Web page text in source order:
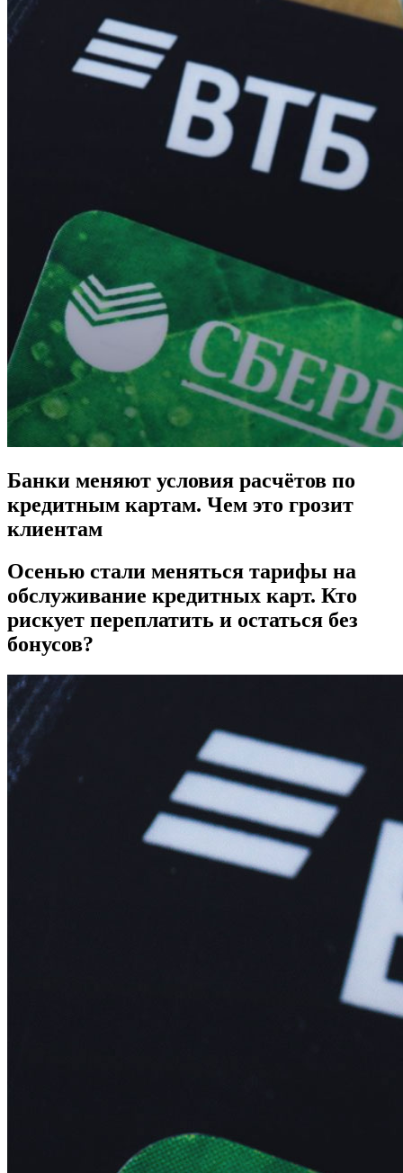
Банки меняют условия расчётов по
кредитным картам. Чем это грозит
клиентам
Осенью стали меняться тарифы на
обслуживание кредитных карт. Кто
рискует переплатить и остаться без
бонусов?